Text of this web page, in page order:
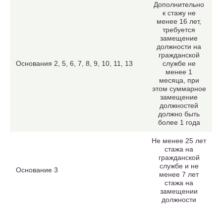
Основания 2, 5, 6, 7, 8, 9, 10, 11, 13
Дополнительно
к стажу не
менее 16 лет,
требуется
замещение
должности на
гражданской
службе не
менее 1
месяца, при
этом суммарное
замещение
должностей
должно быть
более 1 года
Основание 3
Не менее 25 лет
стажа на
гражданской
службе и не
менее 7 лет
стажа на
замещении
должности